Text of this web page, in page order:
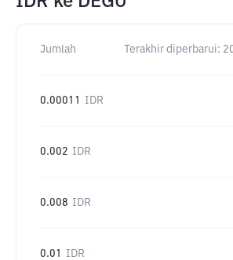
Jumlah Terakhir diperbarui:
0.00011 IDR
0.002 IDR
0.008 IDR
0.01 IDR